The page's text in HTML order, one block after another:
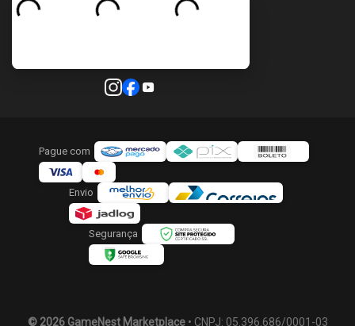
Pague com
Envio
Segurança
© 2026 GameNest Marketplace• CNPJ: 05.396.686/0001-03